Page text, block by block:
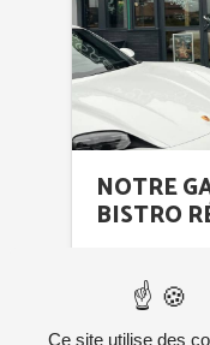
NOTRE
BISTRO
Il y a
nouvelle fois...
Publié le : 14-
Ce site utilise des